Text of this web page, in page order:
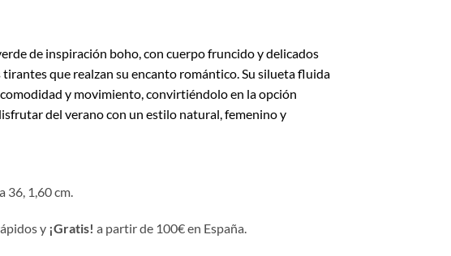
de inspiración boho, con cuerpo fruncido y delicados
que realzan su encanto romántico. Su silueta fluida
y movimiento, convirtiéndolo en la opción
del verano con un estilo natural, femenino y
36, 1,60 cm.
y ¡Gratis! a partir de 100€ en España.